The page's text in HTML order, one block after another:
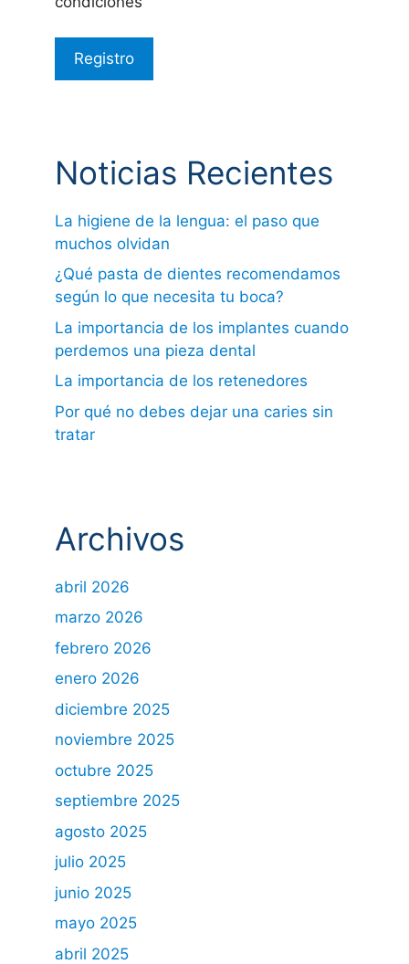
Noticias Recientes
La higiene de la lengua: el paso que
muchos olvidan
¿Qué pasta de dientes recomendamos
según lo que necesita tu boca?
La importancia de los implantes cuando
perdemos una pieza dental
La importancia de los retenedores
Por qué no debes dejar una caries sin
tratar
Archivos
abril 2026
marzo 2026
febrero 2026
enero 2026
diciembre 2025
noviembre 2025
octubre 2025
septiembre 2025
agosto 2025
julio 2025
junio 2025
mayo 2025
abril 2025